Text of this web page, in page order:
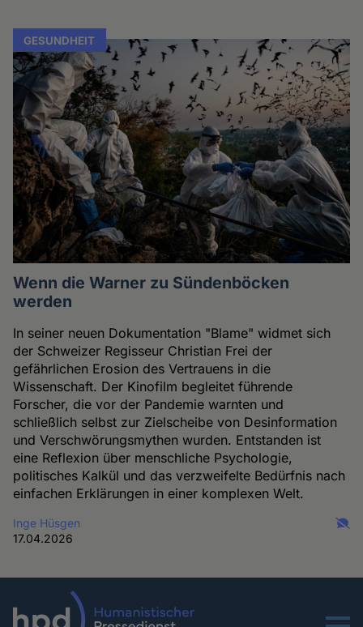
GESUNDHEIT
Wenn die Warner zu Sündenböcken
werden
In seiner neuen Dokumentation "Blame" widmet sich
der Schweizer Regisseur Christian Frei der
gefährlichen Erosion des Vertrauens in die
Wissenschaft. Der Kinofilm begleitet führende
Forscher, die vor der Pandemie warnten und
schließlich selbst zur Zielscheibe von Desinformation
und Verschwörungsmythen wurden. Entstanden ist
eine Reflexion über menschliche Psychologie,
politisches Kalkül und das verzweifelte Bedürfnis nach
einfachen Erklärungen in einer komplexen Welt.
Inge Hüsgen
17.04.2026